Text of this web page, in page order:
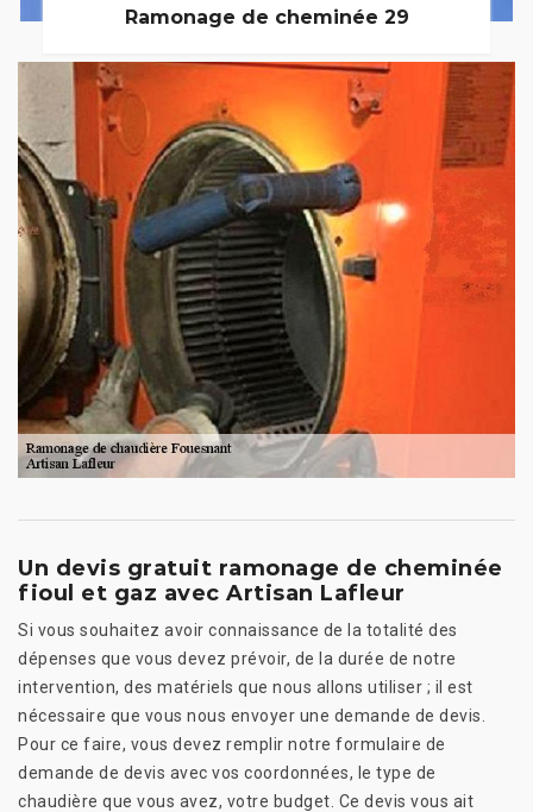
Ramonage de cheminée 29
Un devis gratuit ramonage de cheminée
fioul et gaz avec Artisan Lafleur
Si vous souhaitez avoir connaissance de la totalité des
dépenses que vous devez prévoir, de la durée de notre
intervention, des matériels que nous allons utiliser ; il est
nécessaire que vous nous envoyer une demande de devis.
Pour ce faire, vous devez remplir notre formulaire de
demande de devis avec vos coordonnées, le type de
chaudière que vous avez, votre budget. Ce devis vous ait